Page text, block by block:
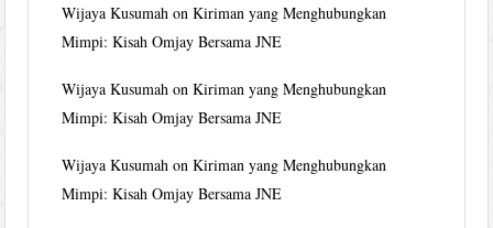
Wijaya Kusumah onKiriman yang Menghubungkan
Mimpi: Kisah Omjay Bersama JNE
Wijaya Kusumah onKiriman yang Menghubungkan
Mimpi: Kisah Omjay Bersama JNE
Wijaya Kusumah onKiriman yang Menghubungkan
Mimpi: Kisah Omjay Bersama JNE